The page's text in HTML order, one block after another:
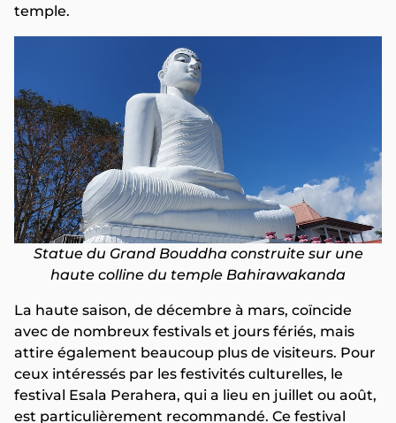
temple.
Statue du Grand Bouddha construite sur une
haute colline du temple Bahirawakanda
La haute saison, de décembre à mars, coïncide
avec de nombreux festivals et jours fériés, mais
attire également beaucoup plus de visiteurs. Pour
ceux intéressés par les festivités culturelles, le
festival Esala Perahera, qui a lieu en juillet ou août,
est particulièrement recommandé. Ce festival